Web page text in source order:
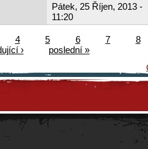
Pátek, 25 Říjen, 2013 -
11:20
4 5 6 7
8
›
poslední »